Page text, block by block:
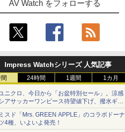
AV Watch をフォローする
Impress Watchシリーズ 人気記事
24時間 1週間 1カ月
ニクロ、今日から「お盆特別セール」。涼感
アサッカーワンピース待望値下げ、撥水ギア
ョーツは1990円に
スド「Mrs. GREEN APPLE」のコラボドーナ
4種、いよいよ発売！